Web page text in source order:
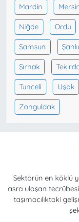
Mardin
Niğde Ordu
Samsun
Şırnak
Tunceli Uşak
Zonguldak
Sektörün en köklü
asra ulaşan
taşımacılıktaki